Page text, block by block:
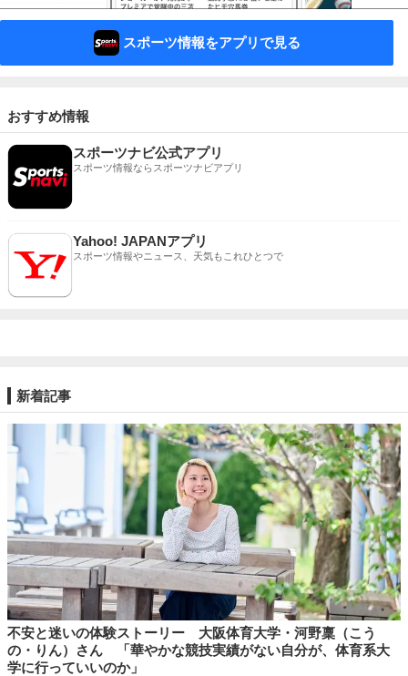
スポーツ情報をアプリで見る
おすすめ情報
スポーツナビ公式アプリ
スポーツ情報ならスポーツナビアプリ
Yahoo! JAPANアプリ
スポーツ情報やニュース、天気もこれひとつで
新着記事
不安と迷いの体験ストーリー 大阪体育大学・河野稟（こう
の・りん）さん 「華やかな競技実績がない自分が、体育系大
学に行っていいのか」